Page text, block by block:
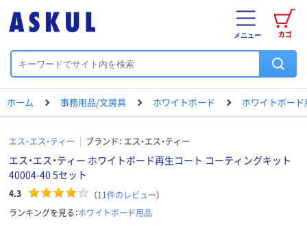
カゴ
メニュー
ホーム 事務用品/文房具 ホワイトボード ホワイトボード
エス・エス・ティー ブランド： エス・エス・ティー
エス・エス・ティー ホワイトボード再生コート コーティングキット
40004-40 5セット
4.3 （11件のレビュー）
ランキングを見る：ホワイトボード用品